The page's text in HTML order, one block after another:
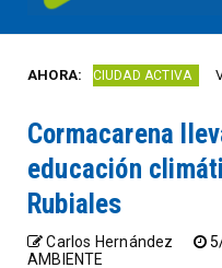
AHORA:
CIUDAD ACTIVA Villa Julia
Cormacarena
educación
Rubiales
Carlos Hernández
AMBIENTE